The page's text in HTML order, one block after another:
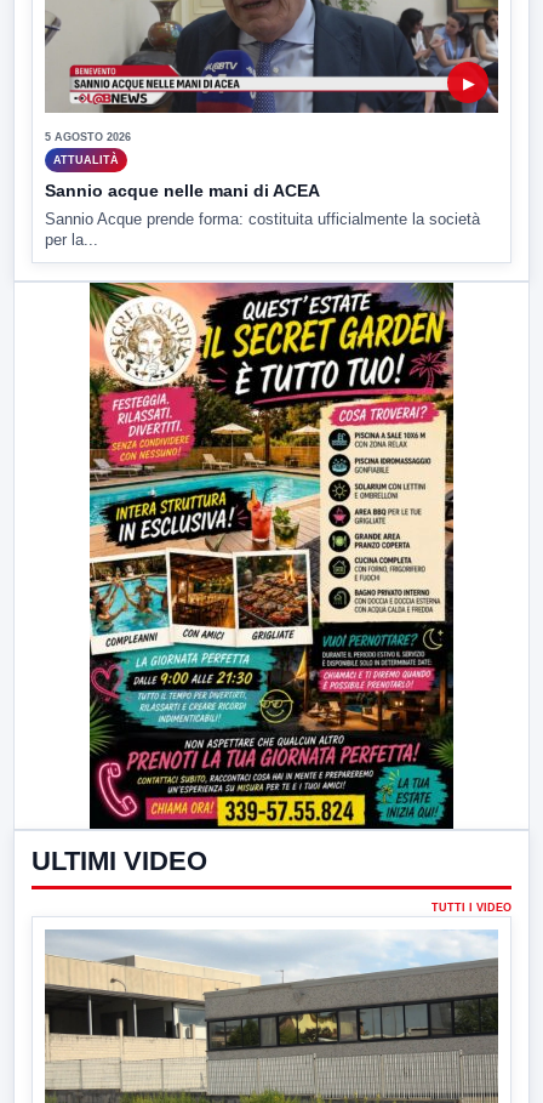
▶
5 AGOSTO 2026
ATTUALITÀ
Sannio acque nelle mani di ACEA
Sannio Acque prende forma: costituita ufficialmente la società
per la...
ULTIMI VIDEO
TUTTI I VIDEO